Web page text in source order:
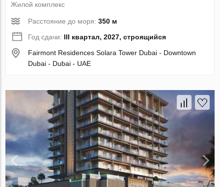
Жилой комплекс
Расстояние до моря:350 м
Год сдачи: III квартал, 2027, строящийся
Fairmont Residences Solara Tower Dubai - Downtown
Dubai - Dubai - UAE